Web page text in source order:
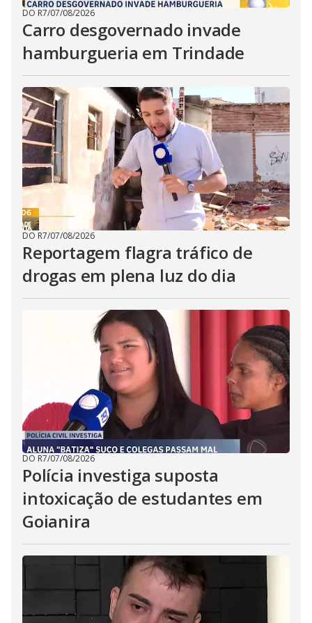
DO R7/07/08/2026
Carro desgovernado invade
hamburgueria em Trindade
DO R7/07/08/2026
Reportagem flagra tráfico de
drogas em plena luz do dia
DO R7/07/08/2026
Polícia investiga suposta
intoxicação de estudantes em
Goianira